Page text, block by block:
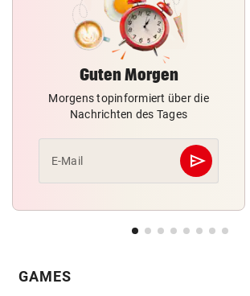
Guten Morgen
Morgens topinformiert über die
Nachrichten des Tages
E-Mail send
Abschicken
GAMES